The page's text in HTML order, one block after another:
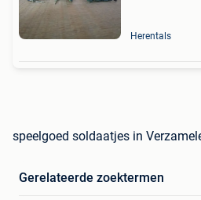
Herentals
speelgoed soldaatjes in
Gerelateerde zoektermen